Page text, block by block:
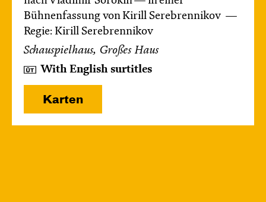
Bühnenfassung von Kirill Serebrennikov
Regie: Kirill Serebrennikov
Schauspielhaus, Großes Haus
With English surtitles
Karten